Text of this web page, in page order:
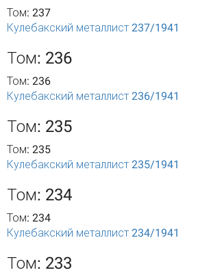
Том: 237
Кулебакский металлист 237/1941
Том: 236
Том: 236
Кулебакский металлист 236/1941
Том: 235
Том: 235
Кулебакский металлист 235/1941
Том: 234
Том: 234
Кулебакский металлист 234/1941
Том: 233